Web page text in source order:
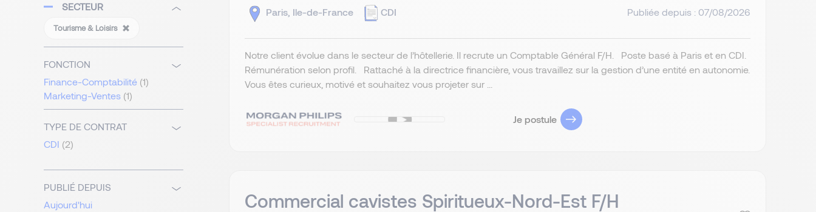
SECTEUR
Tourisme & Loisirs
FONCTION
Finance-Comptabilité (1)
Marketing-Ventes (1)
TYPE DE CONTRAT
CDI (2)
PUBLIÉ DEPUIS
Aujourd'hui
Paris, Ile-de-France CDI Publiée depuis : 07/08/2026
Notre client évolue dans le secteur de l’hôtellerie. Il recrute un Comptable Général F/H. Poste basé à Paris et en CDI.
Rémunération selon profil. Rattaché à la directrice financière, vous travaillez sur la gestion d’une entité en autonomie.
Vous êtes curieux, motivé et souhaitez vous projeter sur ...
Je postule
Commercial cavistes Spiritueux-Nord-Est F/H